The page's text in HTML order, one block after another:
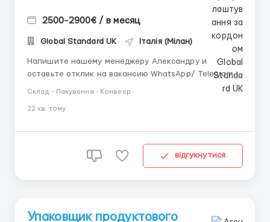
2500-2900€ / в месяц
Global Standard UK Італія (Мілан)
Напишите нашему менеджеру Александру и
оставьте отклик на вакансию WhatsApp/ Telegram /
IMO +44 73 4722 9780 📱 Telegram: +44 73 4722 9780
9780 📱 Telegram:@manager_Alexandr_E 📍
Склад - Пакування - Конвеєр
22 хв. тому
відгукнутися
Упаковщик продуктового